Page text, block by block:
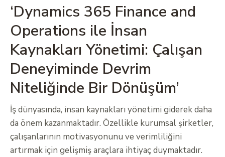
‘Dynamics 365 Finance and
Operations ile İnsan
Kaynakları Yönetimi: Çalışan
Deneyiminde Devrim
Niteliğinde Bir Dönüşüm’
İş dünyasında, insan kaynakları yönetimi giderek daha
da önem kazanmaktadır. Özellikle kurumsal şirketler,
çalışanlarının motivasyonunu ve verimliliğini
artırmak için gelişmiş araçlara ihtiyaç duymaktadır.